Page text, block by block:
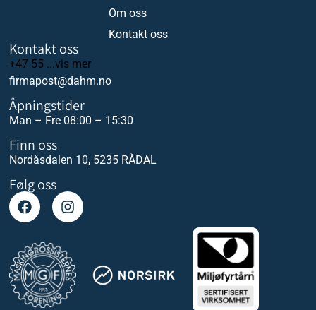
Om oss
Kontakt oss
Kontakt oss
+47 55 ...vis mer
firmapost@dahm.no
Åpningstider
Man – Fre 08:00 – 15:30
Finn oss
Nordåsdalen 10, 5235 RÅDAL
Følg oss